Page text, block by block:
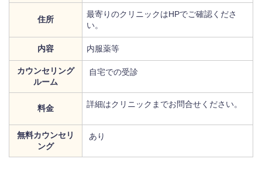
住所
最寄りのクリニックはHPでご確認くださ
い。
内容 内服薬等
カウンセリング
ルーム
自宅での受診
料金 詳細はクリニックまでお問合せください。
無料カウンセリ
ング
あり